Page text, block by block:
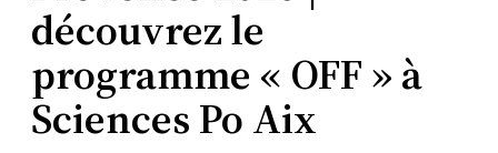
découvrez le
programme « OFF » à
Sciences Po Aix